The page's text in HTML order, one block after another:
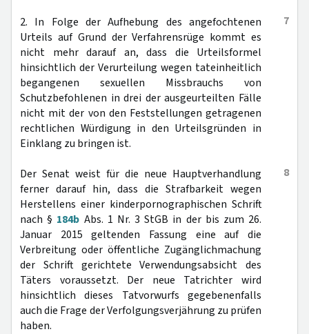
7
2. In Folge der Aufhebung des angefochtenen
Urteils auf Grund der Verfahrensrüge kommt es
nicht mehr darauf an, dass die Urteilsformel
hinsichtlich der Verurteilung wegen tateinheitlich
begangenen sexuellen Missbrauchs von
Schutzbefohlenen in drei der ausgeurteilten Fälle
nicht mit der von den Feststellungen getragenen
rechtlichen Würdigung in den Urteilsgründen in
Einklang zu bringen ist.
8
Der Senat weist für die neue Hauptverhandlung
ferner darauf hin, dass die Strafbarkeit wegen
Herstellens einer kinderpornographischen Schrift
nach § 184b Abs. 1 Nr. 3 StGB in der bis zum 26.
Januar 2015 geltenden Fassung eine auf die
Verbreitung oder öffentliche Zugänglichmachung
der Schrift gerichtete Verwendungsabsicht des
Täters voraussetzt. Der neue Tatrichter wird
hinsichtlich dieses Tatvorwurfs gegebenenfalls
auch die Frage der Verfolgungsverjährung zu prüfen
haben.